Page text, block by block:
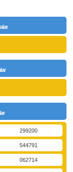
299200
544791
062714